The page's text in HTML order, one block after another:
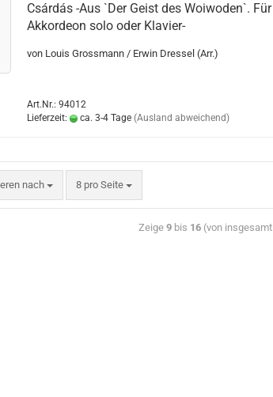
Csárdás -Aus `Der Geist des Woiwoden`. Für
Akkordeon solo oder Klavier-
von Louis Grossmann / Erwin Dressel (Arr.)
Art.Nr.: 94012
Lieferzeit:
ca. 3-4 Tage (Ausland abweichend)
nach 8 pro Seite
Zeige 9 bis 16 (von insgesamt